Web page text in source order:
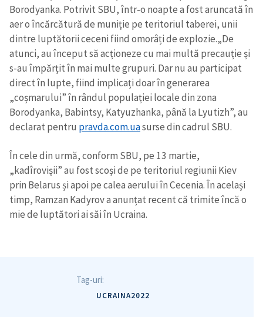
Borodyanka. Potrivit SBU, într-o noapte a fost aruncată în
aer o încărcătură de muniție pe teritoriul taberei, unii
dintre luptătorii ceceni fiind omorâți de explozie.„De
atunci, au început să acționeze cu mai multă precauție și
s-au împărțit în mai multe grupuri. Dar nu au participat
direct în lupte, fiind implicați doar în generarea
„coșmarului” în rândul populației locale din zona
Borodyanka, Babintsy, Katyuzhanka, până la Lyutizh”, au
declarat pentru pravda.com.uasurse din cadrul SBU.
În cele din urmă, conform SBU, pe 13 martie,
„kadîrovișii” au fost scoși de pe teritoriul regiunii Kiev
prin Belarus și apoi pe calea aerului în Cecenia. În același
timp, Ramzan Kadyrov a anunțat recent că trimite încă o
mie de luptători ai săi în Ucraina.
Tag-uri:
UCRAINA2022